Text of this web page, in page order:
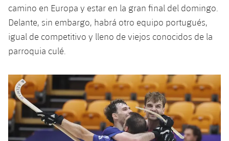
camino en Europa y estar en la gran final del domingo.
Delante, sin embargo, habrá otro equipo portugués,
igual de competitivo y lleno de viejos conocidos de la
parroquia culé.